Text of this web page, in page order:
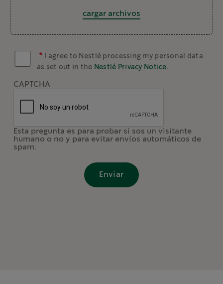
cargar archivos
I agree to Nestlé processing my personal data
as set out in the Nestlé Privacy Notice.
CAPTCHA
Esta pregunta es para probar si sos un visitante
humano o no y para evitar envíos automáticos de
spam.